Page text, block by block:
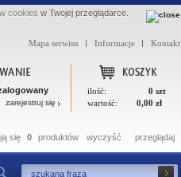
cookies w Twojej przeglądarce.
Mapa serwisu Informacje Kontakt
ilość:
0 szt
wartość:
0,00 zł
zarejestruj się
się 0 produktów wyczyść przeglądaj